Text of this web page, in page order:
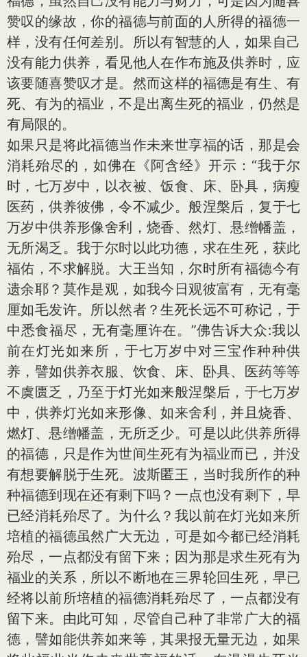
赞叹的缘故，你的福德与前面的人所得的福德一
样，没有任何差别。所以有智慧的人，如果自己
没有能力供养，看见他人在作布施及供养时，应
该要随喜赞叹才是。然而这样的福德是有生、有
死、有为的福业，不是出离生死的福业，仍然是
有局限的。
如果只是将此福德当作未来世享福的话，那是会
消耗殆尽的，如佛在《阿含经》开示：“我于尔
时，七万岁中，以衣被、饭食、床、卧具，病瘦
医药，供养彼佛，令不减少。般涅槃后，复于七
万岁中供养形像舍利，烧香、然灯、悬缯幡盖，
无所渴乏。我于尔时以此功德，求在生死，获此
福佑，不求解脱。大王当知，尔时所有福德今有
遗余耶？莫作是观，如我今日观彼富有，无有毫
厘如毛发许。所以然者？生死长远不可称记，于
中悉食福尽，无有毫厘许在。”佛告诉大众:我以
前在灯光如来所，于七万岁中对三宝作种种供
养，譬如供养衣服、饮食、床、卧具、医药等等
不虞匮乏，乃至于灯光如来般涅槃后，于七万岁
中，供养灯光如来形像、如来舍利，并且烧香、
燃灯、悬缯幡盖，无所乏少。可是以此供养所得
的福德，只是作为世间生死有为福业而已，并没
有想要解脱于生死。波斯匿王，当时我所作的种
种福德到现在还有剩下吗？一点也没有剩下，早
已经消耗殆尽了。为什么？我以前在灯光如来所
培植的福德虽然广大无边，可是如今都已经消耗
殆尽，一点都没有留下来；因为那是求生死有为
福业的关系，所以不断地在三界轮回生死，早已
经将以前所培植的福德消耗殆尽了，一点都没有
留下来。由此可知，尽管自己种了非常广大的福
德，譬如能供养如来等，其果报无量无边，如果